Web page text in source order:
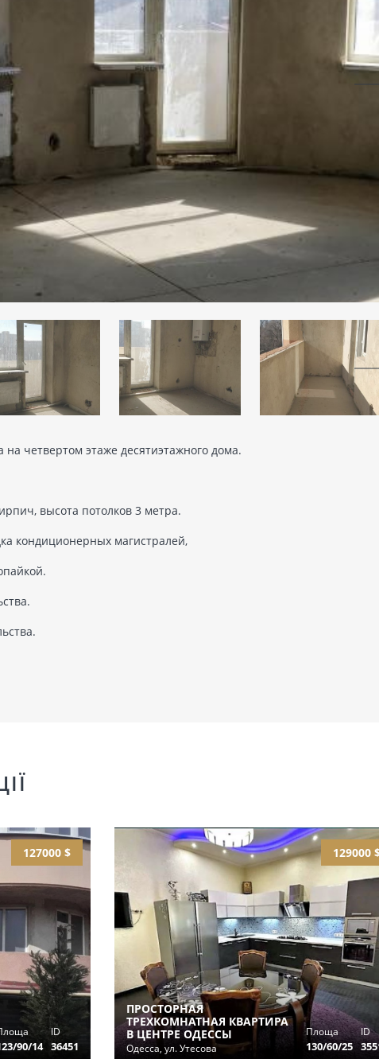
четвертом этаже десятиэтажного дома.
высота потолков 3 метра.
кондиционерных магистралей,
127000 $
90/14
ID
36451
129000
ПРОСТОРНАЯ
ТРЕХКОМНАТНАЯ КВАРТИРА
В ЦЕНТРЕ ОДЕССЫ
Одесса, ул. Утесова
Площа
130/60/25
ID